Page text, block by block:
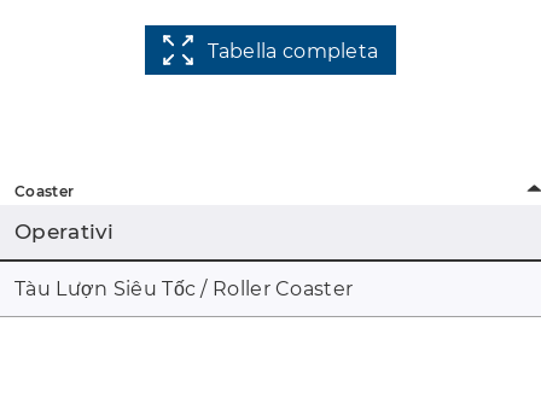
Tabella completa
Coaster
Operativi
Tàu Lượn Siêu Tốc / Roller Coaster